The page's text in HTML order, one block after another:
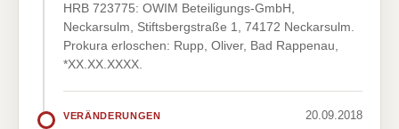
HRB 723775: OWIM Beteiligungs-GmbH,
Neckarsulm, Stiftsbergstraße 1, 74172 Neckarsulm.
Prokura erloschen: Rupp, Oliver, Bad Rappenau,
*XX.XX.XXXX.
VERÄNDERUNGEN 20.09.2018